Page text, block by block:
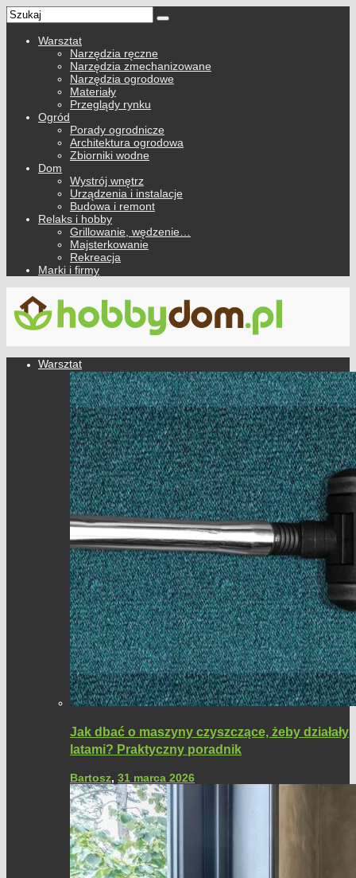
Warsztat
Narzędzia ręczne
Narzędzia zmechanizowane
Narzędzia ogrodowe
Materiały
Przeglądy rynku
Ogród
Porady ogrodnicze
Architektura ogrodowa
Zbiorniki wodne
Dom
Wystrój wnętrz
Urządzenia i instalacje
Budowa i remont
Relaks i hobby
Grillowanie, wędzenie…
Majsterkowanie
Rekreacja
Marki i firmy
Warsztat
Jak dbać o maszyny czyszczące, żeby działały
latami? Praktyczny poradnik
Bartosz, 31 marca 2026